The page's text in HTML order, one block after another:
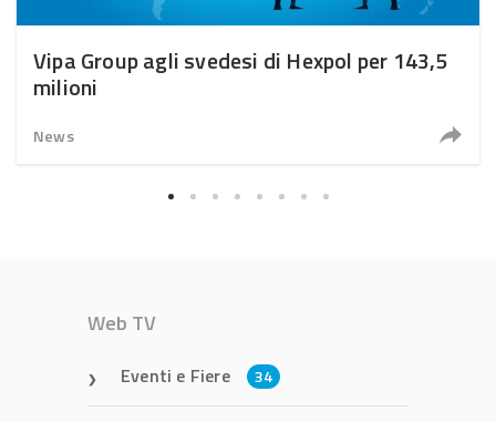
Vipa Group agli svedesi di Hexpol per 143,5
milioni
News
Web TV
Eventi e Fiere 34